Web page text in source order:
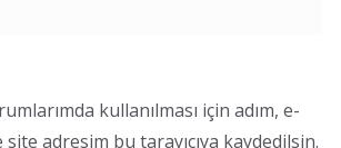
kullanılması için adım, e-
adresim bu tarayıcıya kaydedilsin.